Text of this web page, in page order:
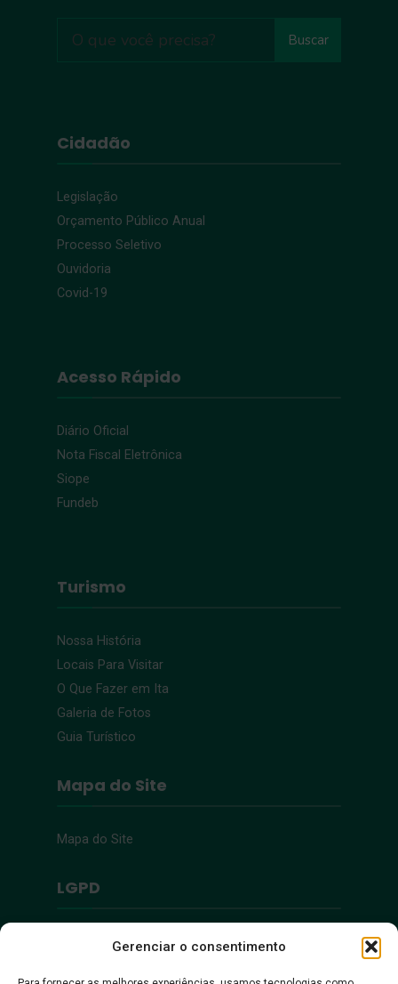
Gerenciar o consentimento
Buscar
Cidadão
Legislação
Orçamento Público Anual
Processo Seletivo
Ouvidoria
Covid-19
Acesso Rápido
Diário Oficial
Nota Fiscal Eletrônica
Siope
Fundeb
Turismo
Nossa História
Locais Para Visitar
O Que Fazer em Ita
Galeria de Fotos
Guia Turístico
Mapa do Site
Mapa do Site
LGPD
Política de Privacidade